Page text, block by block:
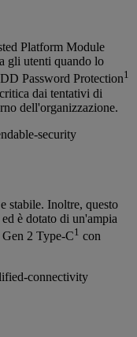
Platform Module
gli utenti quando lo
Password Protection1
dai tentativi di
dell'organizzazione.
stabile. Inoltre, questo
è dotato di un'ampia
2 Type-C1 con